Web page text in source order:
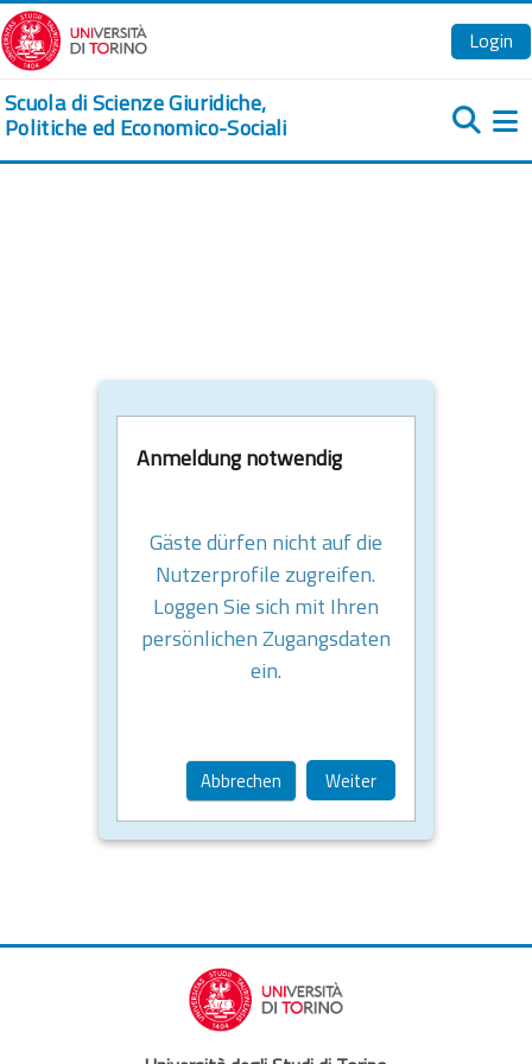
Zum Hauptinhalt
Login
Scuola di Scienze Giuridiche,
Politiche ed Economico-Sociali
Anmeldung notwendig
Gäste dürfen nicht auf die
Nutzerprofile zugreifen.
Loggen Sie sich mit Ihren
persönlichen Zugangsdaten
ein.
Abbrechen Weiter